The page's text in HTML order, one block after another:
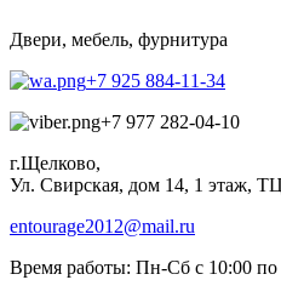
Двери, мебель, фурнитура
+7 925 884-11-34
+7 977 282-04-10
г.Щелково,
Ул. Свирская, дом 14, 1 этаж,
entourage2012@mail.ru
Время работы: Пн-Сб с 10:00 по